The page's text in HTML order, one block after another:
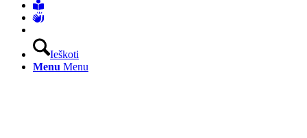
Ieškoti
Menu Menu